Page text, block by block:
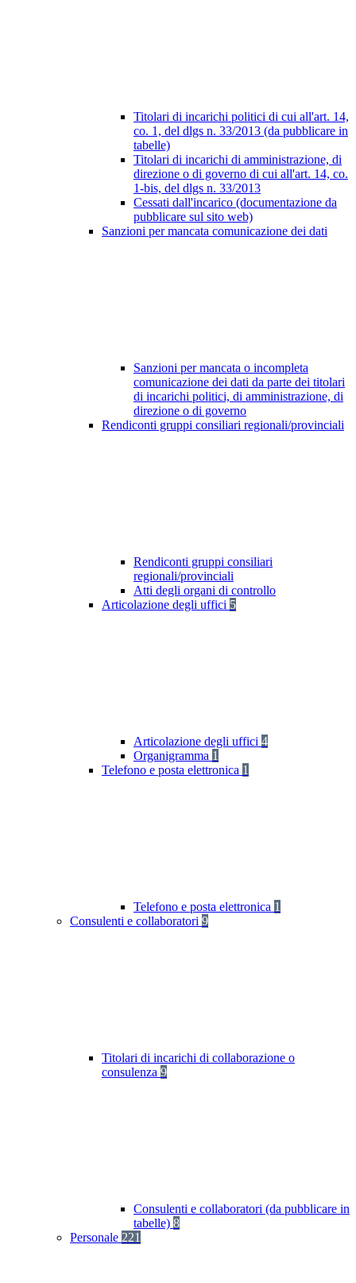
Titolari di incarichi politici di cui all'art. 14,
co. 1, del dlgs n. 33/2013 (da pubblicare in
tabelle)
Titolari di incarichi di amministrazione, di
direzione o di governo di cui all'art. 14, co.
1-bis, del dlgs n. 33/2013
Cessati dall'incarico (documentazione da
pubblicare sul sito web)
Sanzioni per mancata comunicazione dei dati
Sanzioni per mancata o incompleta
comunicazione dei dati da parte dei titolari
di incarichi politici, di amministrazione, di
direzione o di governo
Rendiconti gruppi consiliari regionali/provinciali
Rendiconti gruppi consiliari
regionali/provinciali
Atti degli organi di controllo
Articolazione degli uffici 5
Articolazione degli uffici 4
Organigramma 1
Telefono e posta elettronica 1
Telefono e posta elettronica 1
Consulenti e collaboratori 9
Titolari di incarichi di collaborazione o
consulenza 9
Consulenti e collaboratori (da pubblicare in
tabelle) 8
Personale 221